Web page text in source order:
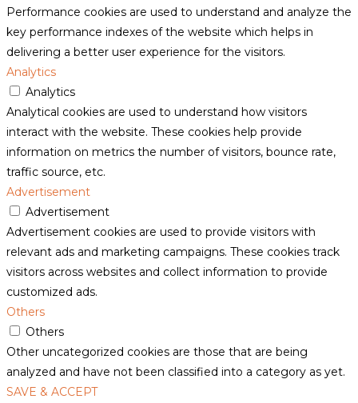
Performance cookies are used to understand and analyze the
key performance indexes of the website which helps in
delivering a better user experience for the visitors.
Analytics
Analytics
Analytical cookies are used to understand how visitors
interact with the website. These cookies help provide
information on metrics the number of visitors, bounce rate,
traffic source, etc.
Advertisement
Advertisement
Advertisement cookies are used to provide visitors with
relevant ads and marketing campaigns. These cookies track
visitors across websites and collect information to provide
customized ads.
Others
Others
Other uncategorized cookies are those that are being
analyzed and have not been classified into a category as yet.
SAVE & ACCEPT